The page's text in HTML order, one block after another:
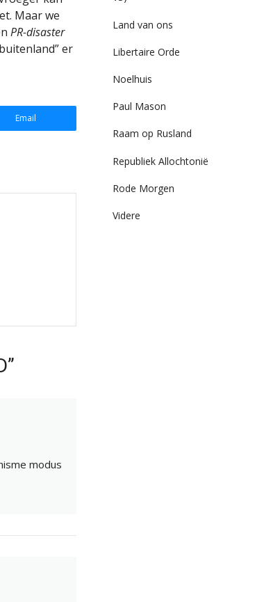
Maar we
PR-disaster
er
Email
modus
Land van ons
Libertaire Orde
Noelhuis
Paul Mason
Raam op Rusland
Republiek Allochtonië
Rode Morgen
Videre